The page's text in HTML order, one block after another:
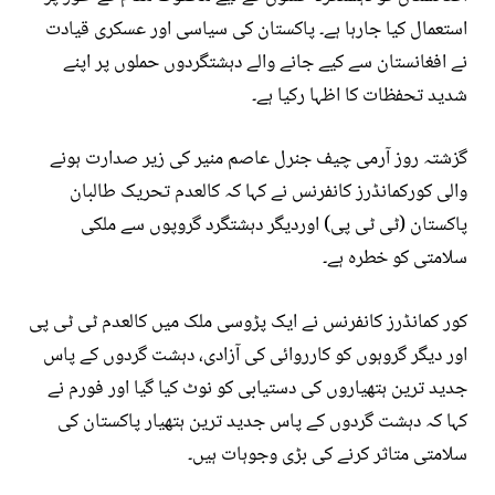
استعمال کیا جارہا ہے۔ پاکستان کی سیاسی اور عسکری قیادت
نے افغانستان سے کیے جانے والے دہشتگردوں حملوں پر اپنے
شدید تحفظات کا اظہا رکیا ہے۔
گزشتہ روز آرمی چیف جنرل عاصم منیر کی زیر صدارت ہونے
والی کورکمانڈرز کانفرنس نے کہا کہ کالعدم تحریک طالبان
پاکستان (ٹی ٹی پی) اوردیگر دہشتگرد گروپوں سے ملکی
سلامتی کو خطرہ ہے۔
کور کمانڈرز کانفرنس نے ایک پڑوسی ملک میں کالعدم ٹی ٹی پی
اور دیگر گروہوں کو کارروائی کی آزادی، دہشت گردوں کے پاس
جدید ترین ہتھیاروں کی دستیابی کو نوٹ کیا گیا اور فورم نے
کہا کہ دہشت گردوں کے پاس جدید ترین ہتھیار پاکستان کی
سلامتی متاثر کرنے کی بڑی وجوہات ہیں۔